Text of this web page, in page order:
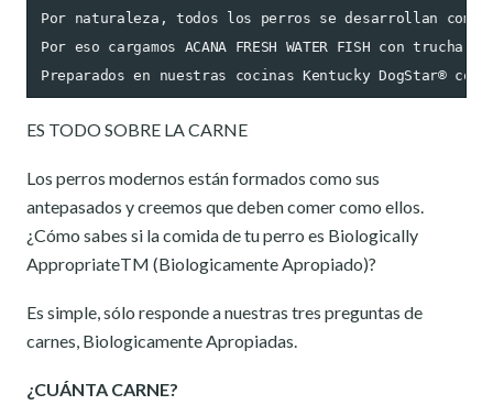
Por naturaleza, todos los perros se desarrollan
Por eso cargamos ACANA FRESH WATER FISH con
Preparados en nuestras cocinas Kentucky DogStar®
ES TODO SOBRE LA CARNE
Los perros modernos están formados como sus
antepasados ​​y creemos que deben comer como ellos.
¿Cómo sabes si la comida de tu perro es Biologically
AppropriateTM (Biologicamente Apropiado)?
Es simple, sólo responde a nuestras tres preguntas de
carnes, Biologicamente Apropiadas.
¿CUÁNTA CARNE?